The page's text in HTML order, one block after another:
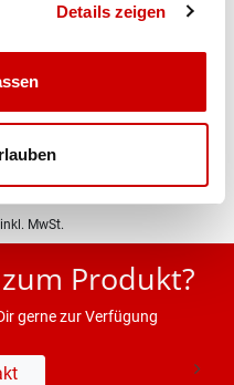
Details zeigen
MwSt.
Produkt?
gerne zur Verfügung